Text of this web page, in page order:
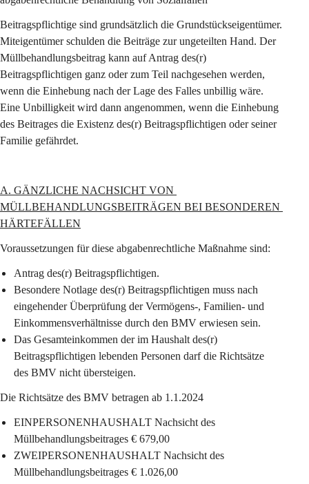
Beitragspflichtige sind grundsätzlich die Grundstückseigentümer.
Miteigentümer schulden die Beiträge zur ungeteilten Hand. Der
Müllbehandlungsbeitrag kann auf Antrag des(r)
Beitragspflichtigen ganz oder zum Teil nachgesehen werden,
wenn die Einhebung nach der Lage des Falles unbillig wäre.
Eine Unbilligkeit wird dann angenommen, wenn die Einhebung
des Beitrages die Existenz des(r) Beitragspflichtigen oder seiner
Familie gefährdet.
A. GÄNZLICHE NACHSICHT VON
MÜLLBEHANDLUNGSBEITRÄGEN BEI BESONDEREN
HÄRTEFÄLLEN
Voraussetzungen für diese abgabenrechtliche Maßnahme sind:
Antrag des(r) Beitragspflichtigen.
Besondere Notlage des(r) Beitragspflichtigen muss nach
eingehender Überprüfung der Vermögens-, Familien- und
Einkommensverhältnisse durch den BMV erwiesen sein.
Das Gesamteinkommen der im Haushalt des(r)
Beitragspflichtigen lebenden Personen darf die Richtsätze
des BMV nicht übersteigen.
Die Richtsätze des BMV betragen ab 1.1.2024
EINPERSONENHAUSHALT Nachsicht des
Müllbehandlungsbeitrages € 679,00
ZWEIPERSONENHAUSHALT Nachsicht des
Müllbehandlungsbeitrages € 1.026,00